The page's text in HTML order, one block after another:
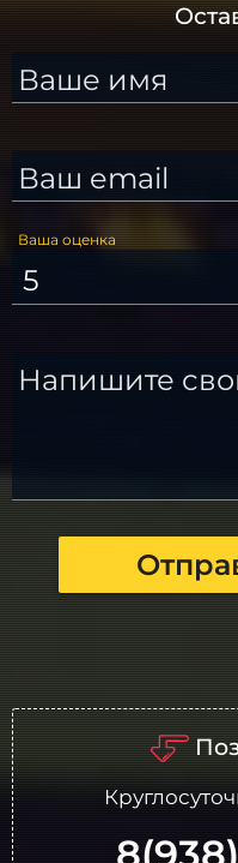
Ваше имя
Ваш email
Ваша оценка
Напишите